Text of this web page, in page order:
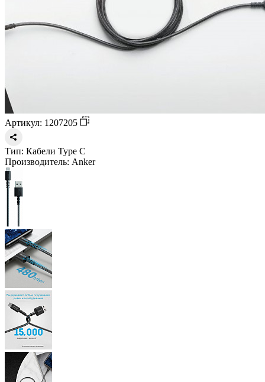
Артикул: 1207205
Тип: Кабели Type C
Производитель: Anker